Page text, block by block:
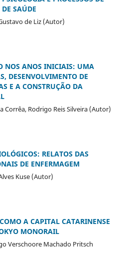
SAÚDE
de Liz (Autor)
NOS ANOS INICIAIS: UMA
DESENVOLVIMENTO DE
E A CONSTRUÇÃO DA
Corrêa, Rodrigo Reis Silveira (Autor)
RELATOS DAS
DE ENFERMAGEM
Kuse (Autor)
A CAPITAL CATARINENSE
MONORAIL
Verschoore Machado Pritsch